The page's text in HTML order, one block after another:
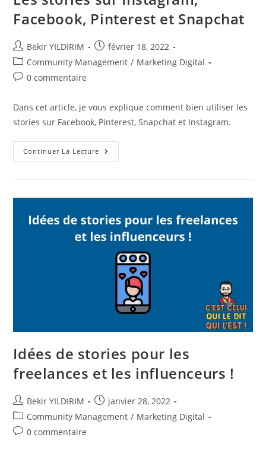
Facebook, Pinterest et Snapchat
Auteur/autrice
de
la
publication :
Bekir YILDIRIM
Publication
publiée :
février 18, 2022
Post
category:
Community Management / Marketing Digital
Commentaires
publication :
0 commentaire
Dans cet article, je vous explique comment bien utiliser les
stories sur Facebook, Pinterest, Snapchat et Instagram.
Continuer La Lecture Les
Stories
Et
Idées de stories pour les
freelances et les influenceurs !
Auteur/autrice
de
la
publication :
Bekir YILDIRIM
Publication
publiée :
janvier 28, 2022
Post
category:
Community Management / Marketing Digital
Commentaires
0 commentaire